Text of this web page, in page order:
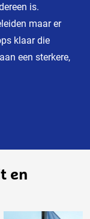
is.
maar er
klaar die
een sterkere,
en